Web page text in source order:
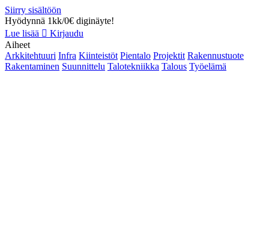
Siirry sisältöön
Hyödynnä 1kk/0€ diginäyte!
Lue lisää
Kirjaudu
Aiheet
Arkkitehtuuri Infra Kiinteistöt Pientalo Projektit Rakennustuote
Rakentaminen Suunnittelu Talotekniikka Talous Työelämä